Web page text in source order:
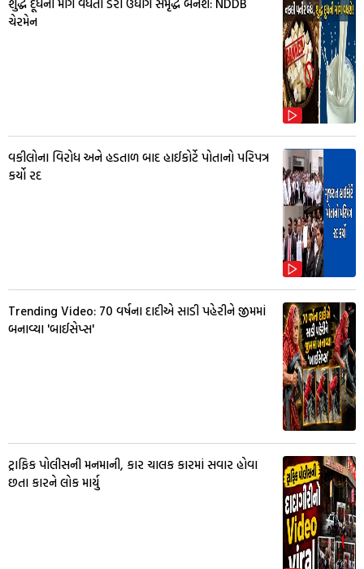
ચેરમેન
વકીલોના વિરોધ અને હડતાળ બાદ હાઈકોર્ટે પોતાનો પરિપત્ર
કર્યો રદ
Trending Video: 70 વર્ષના દાદીએ સાડી પહેરીને જીમમાં
બનાવ્યા 'બાઈસેપ્સ'
ટ્રાફિક પોલીસની મનમાની, કાર ચાલક કારમાં સવાર હોવા
છતા કારને લોક માર્યુ